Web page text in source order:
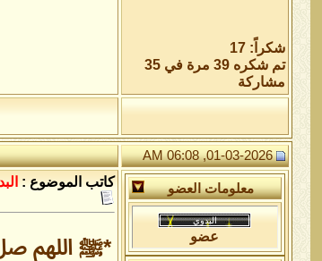
شكراً: 17
تم شكره 39 مرة في 35
مشاركة
01-03-2026, 06:08 AM
معلومات العضو
عضو
كاتب الموضوع :
*ﷺ اللهم صل